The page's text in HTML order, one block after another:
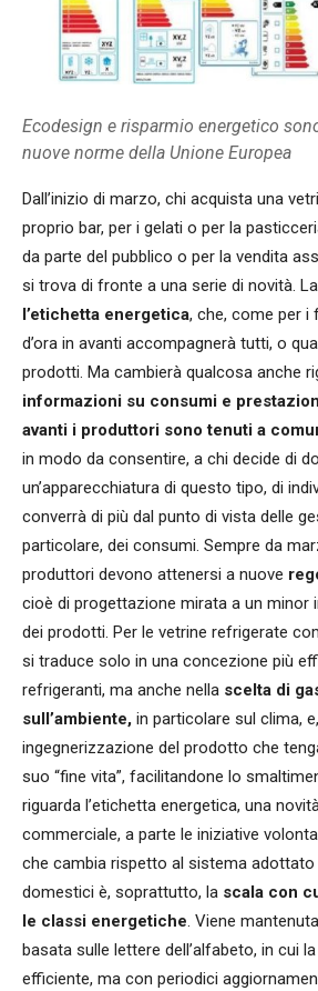
Ecodesign e risparmio energetico
nuove norme della Unione Europea
Dall’inizio di marzo, chi acquista una
proprio bar, per i gelati o per la
da parte del pubblico o per la vendita
si trova di fronte a una serie di novità.
l’etichetta energetica, che, come per i
d’ora in avanti accompagnerà tutti, o
prodotti. Ma cambierà qualcosa anche
informazioni su consumi e
avanti i produttori sono tenuti a
in modo da consentire, a chi decide di
un’apparecchiatura di questo tipo, di
converrà di più dal punto di vista delle
particolare, dei consumi. Sempre da
produttori devono attenersi a nuove
cioè di progettazione mirata a un minor
dei prodotti. Per le vetrine refrigerate
si traduce solo in una concezione più
refrigeranti, ma anche nella scelta di
sull’ambiente, in particolare sul clima,
ingegnerizzazione del prodotto che
suo “fine vita”, facilitandone lo
riguarda l’etichetta energetica, una
commerciale, a parte le iniziative
che cambia rispetto al sistema
domestici è, soprattutto, la scala con
le classi energetiche. Viene
basata sulle lettere dell’alfabeto, in cui
efficiente, ma con periodici